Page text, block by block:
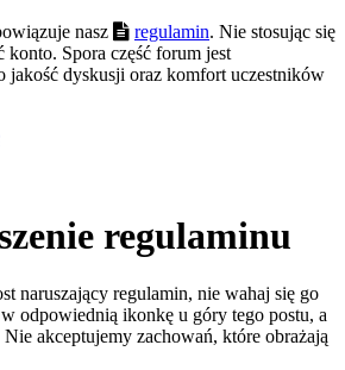
nasz regulamin. Nie stosując się
konto. Spora część forum jest
jakość dyskusji oraz komfort uczestników
regulaminu
naruszający regulamin, nie wahaj się go
odpowiednią ikonkę u góry tego postu, a
akceptujemy zachowań, które obrażają